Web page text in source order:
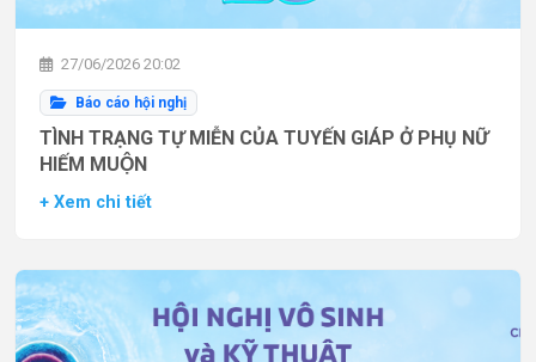
27/06/2026 20:02
Báo cáo hội nghị
TÌNH TRẠNG TỰ MIỄN CỦA TUYẾN GIÁP Ở PHỤ NỮ
HIẾM MUỘN
+ Xem chi tiết